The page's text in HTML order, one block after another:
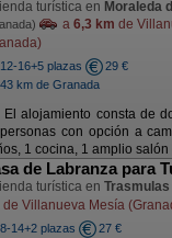
turística en Moraleda
a 6,3 km de
12-16+5 plazas
29 €
43 km de Granada
El alojamiento consta de
con opción a
1 cocina, 1 amplio salón
de Labranza para
turística en Trasmulas
de Villanueva Mesía
8-14+2 plazas
27 €